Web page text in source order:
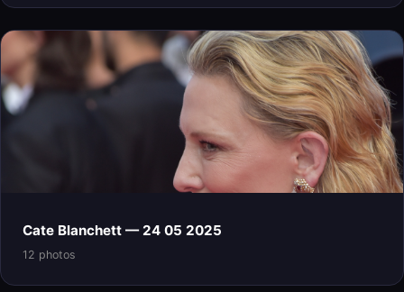
Cate Blanchett — 24 05 2025
12 photos